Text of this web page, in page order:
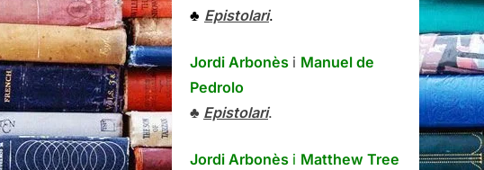
♣ Epistolari.
Jordi Arbonès i Manuel de
Pedrolo
♣ Epistolari.
Jordi Arbonès i Matthew Tree